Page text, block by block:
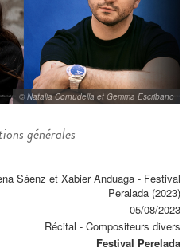
© Natalia Cornudella et Gemma Escribano
générales
Sáenz et Xabier Anduaga - Festival
Peralada (2023)
05/08/2023
Récital - Compositeurs divers
Festival Perelada